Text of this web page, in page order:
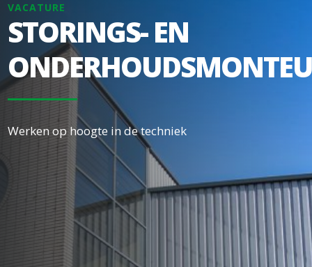
VACATURE
STORINGS- EN
Werken op hoogte in de techniek